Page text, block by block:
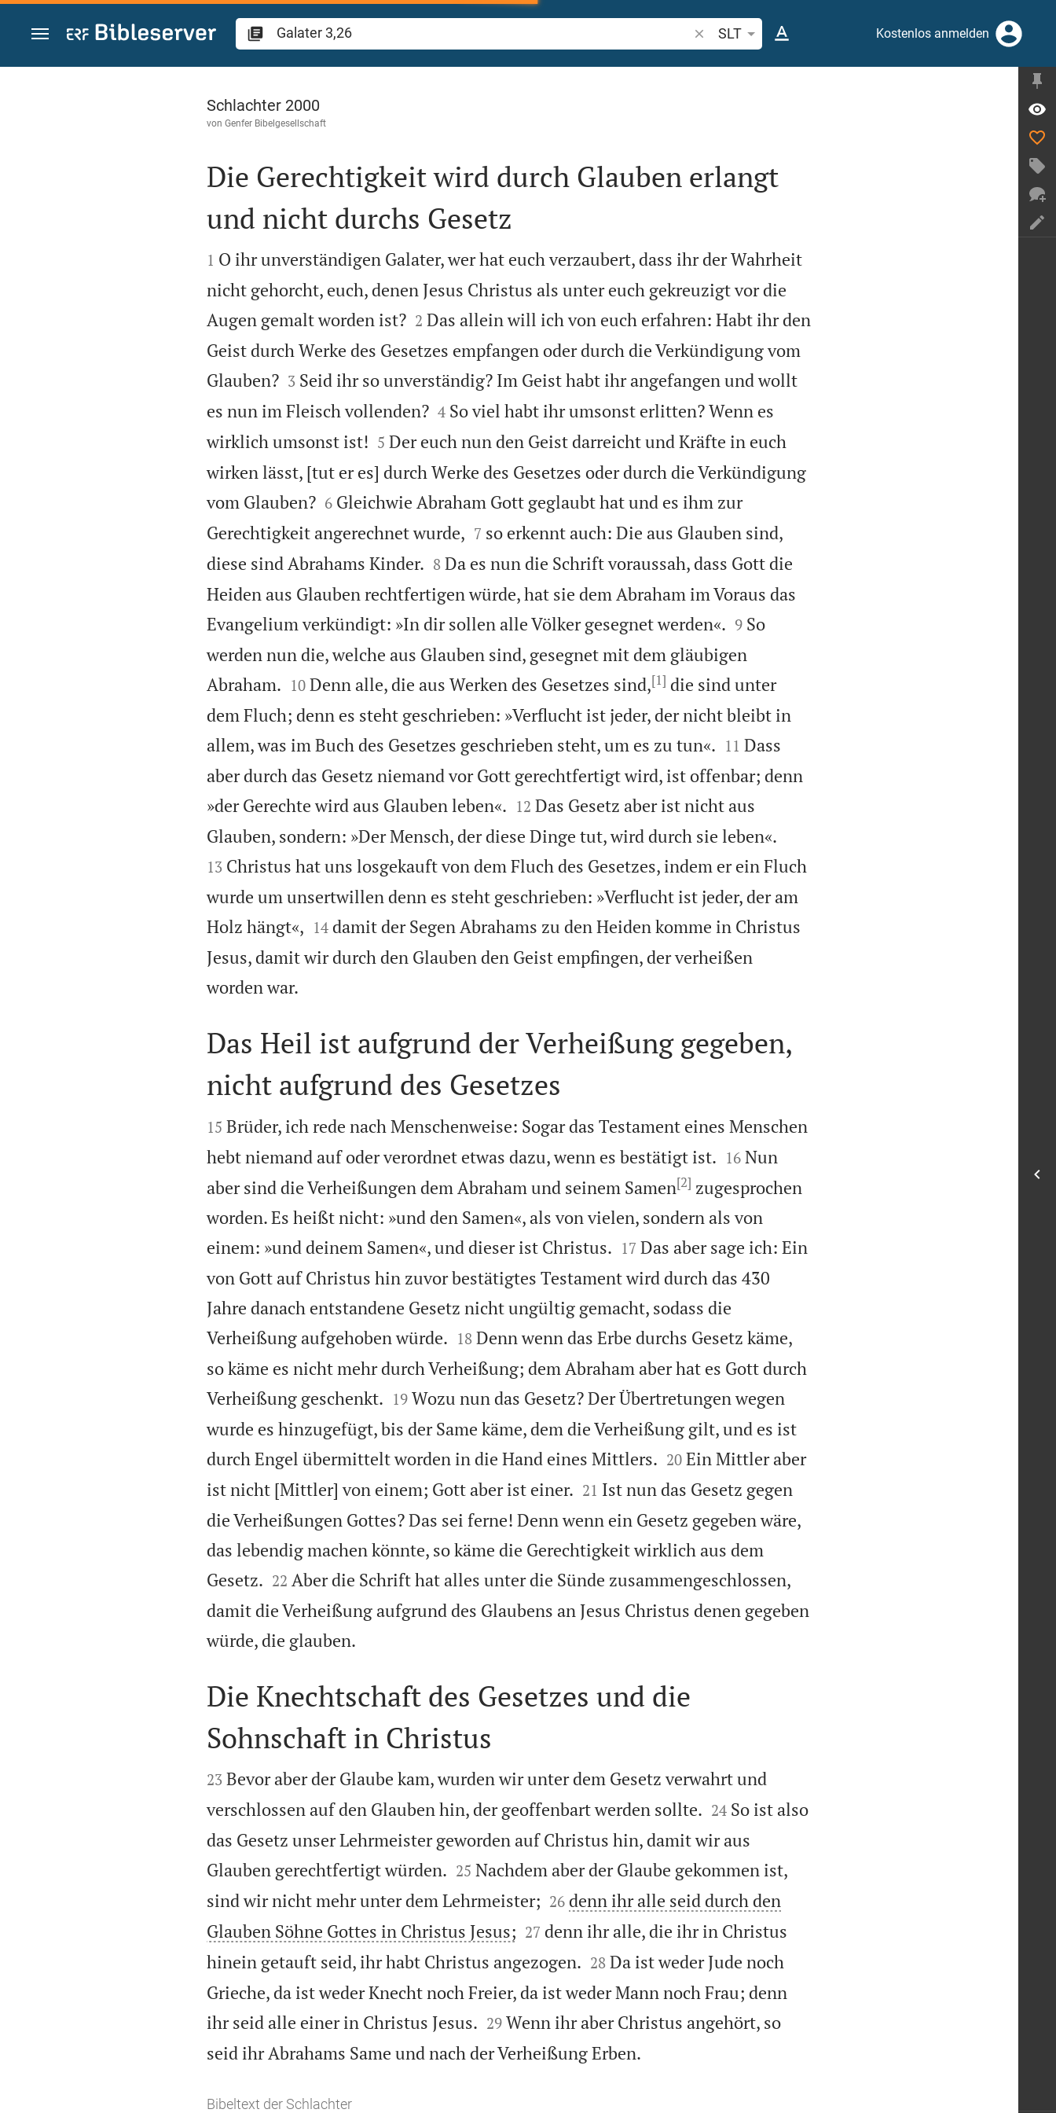
Zum Inhalt springen
Bibelstelle oder Begriff suchen
SLT Kostenlos anmelden
Galater 3
Schlachter 2000
von Genfer Bibelgesellschaft

Die Gerechtigkeit wird durch Glauben erlangt
und nicht durchs Gesetz

1 O ihr unverständigen Galater, wer hat euch verzaubert, dass ihr der Wahrheit
nicht gehorcht, euch, denen Jesus Christus als unter euch gekreuzigt vor die
Augen gemalt worden ist?
2 Das allein will ich von euch erfahren: Habt ihr den
Geist durch Werke des Gesetzes empfangen oder durch die Verkündigung vom
Glauben?
3 Seid ihr so unverständig? Im Geist habt ihr angefangen und wollt
es nun im Fleisch vollenden?
4 So viel habt ihr umsonst erlitten? Wenn es
wirklich umsonst ist!
5 Der euch nun den Geist darreicht und Kräfte in euch
wirken lässt, [tut er es] durch Werke des Gesetzes oder durch die Verkündigung
vom Glauben?
6 Gleichwie Abraham Gott geglaubt hat und es ihm zur
Gerechtigkeit angerechnet wurde,
7 so erkennt auch: Die aus Glauben sind,
diese sind Abrahams Kinder.
8 Da es nun die Schrift voraussah, dass Gott die
Heiden aus Glauben rechtfertigen würde, hat sie dem Abraham im Voraus das
Evangelium verkündigt: »In dir sollen alle Völker gesegnet werden«.
9 So
werden nun die, welche aus Glauben sind, gesegnet mit dem gläubigen
Abraham.
10 Denn alle, die aus Werken des Gesetzes sind,[1] die sind unter
dem Fluch; denn es steht geschrieben: »Verflucht ist jeder, der nicht bleibt in
allem, was im Buch des Gesetzes geschrieben steht, um es zu tun«.
11 Dass
aber durch das Gesetz niemand vor Gott gerechtfertigt wird, ist offenbar; denn
»der Gerechte wird aus Glauben leben«.
12 Das Gesetz aber ist nicht aus
Glauben, sondern: »Der Mensch, der diese Dinge tut, wird durch sie leben«.
13 Christus hat uns losgekauft von dem Fluch des Gesetzes, indem er ein Fluch
wurde um unsertwillen denn es steht geschrieben: »Verflucht ist jeder, der am
Holz hängt«,
14 damit der Segen Abrahams zu den Heiden komme in Christus
Jesus, damit wir durch den Glauben den Geist empfingen, der verheißen
worden war.

Das Heil ist aufgrund der Verheißung gegeben,
nicht aufgrund des Gesetzes

15 Brüder, ich rede nach Menschenweise: Sogar das Testament eines Menschen
hebt niemand auf oder verordnet etwas dazu, wenn es bestätigt ist.
16 Nun
aber sind die Verheißungen dem Abraham und seinem Samen[2] zugesprochen
worden. Es heißt nicht: »und den Samen«, als von vielen, sondern als von
einem: »und deinem Samen«, und dieser ist Christus.
17 Das aber sage ich: Ein
von Gott auf Christus hin zuvor bestätigtes Testament wird durch das 430
Jahre danach entstandene Gesetz nicht ungültig gemacht, sodass die
Verheißung aufgehoben würde.
18 Denn wenn das Erbe durchs Gesetz käme,
so käme es nicht mehr durch Verheißung; dem Abraham aber hat es Gott durch
Verheißung geschenkt.
19 Wozu nun das Gesetz? Der Übertretungen wegen
wurde es hinzugefügt, bis der Same käme, dem die Verheißung gilt, und es ist
durch Engel übermittelt worden in die Hand eines Mittlers.
20 Ein Mittler aber
ist nicht [Mittler] von einem; Gott aber ist einer.
21 Ist nun das Gesetz gegen
die Verheißungen Gottes? Das sei ferne! Denn wenn ein Gesetz gegeben wäre,
das lebendig machen könnte, so käme die Gerechtigkeit wirklich aus dem
Gesetz.
22 Aber die Schrift hat alles unter die Sünde zusammengeschlossen,
damit die Verheißung aufgrund des Glaubens an Jesus Christus denen gegeben
würde, die glauben.

Die Knechtschaft des Gesetzes und die
Sohnschaft in Christus

23 Bevor aber der Glaube kam, wurden wir unter dem Gesetz verwahrt und
verschlossen auf den Glauben hin, der geoffenbart werden sollte.
24 So ist also
das Gesetz unser Lehrmeister geworden auf Christus hin, damit wir aus
Glauben gerechtfertigt würden.
25 Nachdem aber der Glaube gekommen ist,
sind wir nicht mehr unter dem Lehrmeister;
26 denn ihr alle seid durch den
Glauben Söhne Gottes in Christus Jesus;
27 denn ihr alle, die ihr in Christus
hinein getauft seid, ihr habt Christus angezogen.
28 Da ist weder Jude noch
Grieche, da ist weder Knecht noch Freier, da ist weder Mann noch Frau; denn
ihr seid alle einer in Christus Jesus.
29 Wenn ihr aber Christus angehört, so
seid ihr Abrahams Same und nach der Verheißung Erben.
Bibeltext der Schlachter